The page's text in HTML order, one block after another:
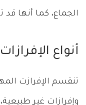
الجماع، كما أنها
أنواع
تنقسم الإفرازت
وإفرازات غير